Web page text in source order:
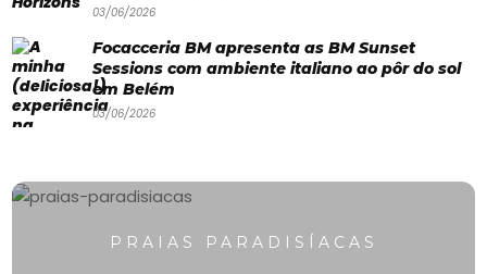
&
somos
03/06/2026
Focacceria BM apresenta as BM Sunset
Sessions com ambiente italiano ao pôr do sol
em Belém
03/06/2026
PRAIAS PARADISÍACAS